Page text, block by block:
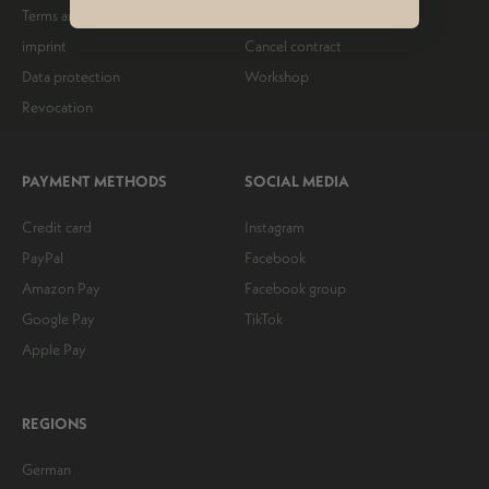
Terms and Conditions
imprint
Data protection
Revocation
Cancel contract
Workshop
PAYMENT METHODS
Credit card
PayPal
Amazon Pay
Google Pay
Apple Pay
SOCIAL MEDIA
Instagram
Facebook
Facebook group
TikTok
REGIONS
German